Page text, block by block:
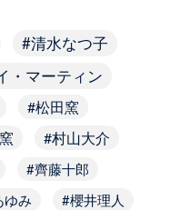
清水なつ子
・マーティン
松田窯
村山大介
齊藤十郎
ゆみ
櫻井理人